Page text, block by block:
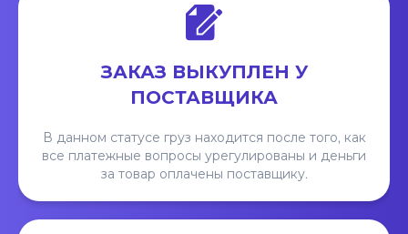
ЗАКАЗ ВЫКУПЛЕН У
ПОСТАВЩИКА
В данном статусе груз находится после того, как
все платежные вопросы урегулированы и деньги
за товар оплачены поставщику.